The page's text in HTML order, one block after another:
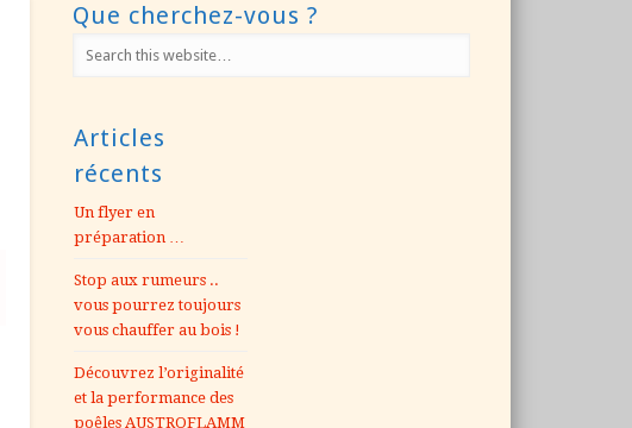
Que cherchez-vous ?
Articles
récents
Un flyer en
préparation …
Stop aux rumeurs ..
vous pourrez toujours
vous chauffer au bois !
Découvrez l’originalité
et la performance des
poêles AUSTROFLAMM